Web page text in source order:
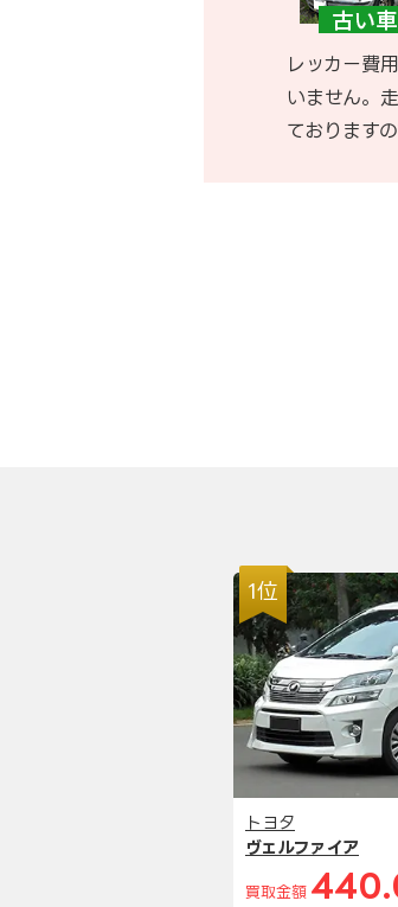
レッカー費
いません。
ております
1位
トヨタ
ヴェルファイア
買取金額